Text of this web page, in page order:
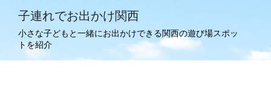
子連れでお出かけ関西
小さな子どもと一緒にお出かけできる関西の遊び場スポッ
トを紹介